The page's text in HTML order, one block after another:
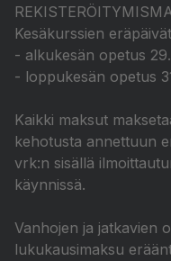
Kesäkurssien
- alkukesän opetus
- loppukesän opetus
Kaikki maksut
kehotusta annettuun
vrk:n sisällä
käynnissä.
Vanhojen ja jatkavien
lukukausimaksu